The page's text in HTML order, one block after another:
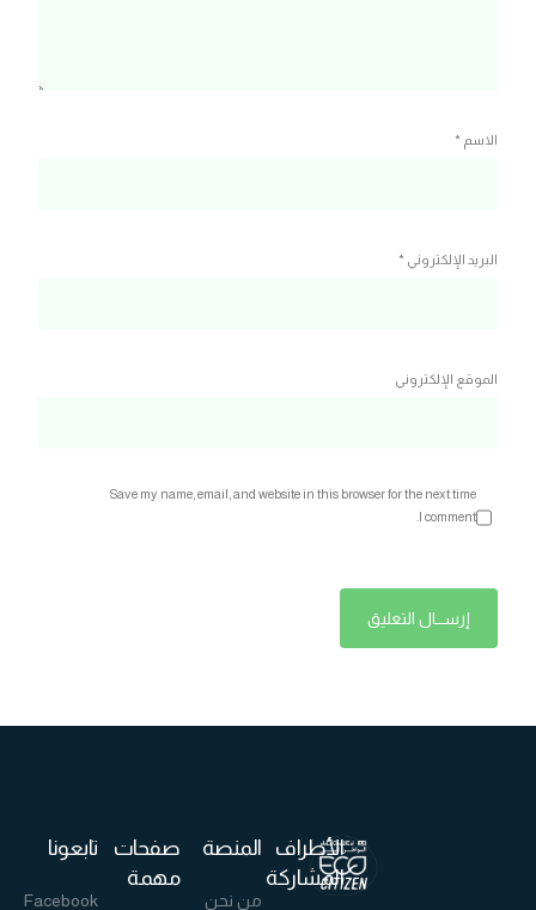
الاسم *
البريد الإلكتروني *
الموقع الإلكتروني
Save my name, email, and website in this browser for the next time
I comment.
الأطراف
المشاركة
المنصة
من نحن
صفحات
مهمة
تابعونا
Facebook